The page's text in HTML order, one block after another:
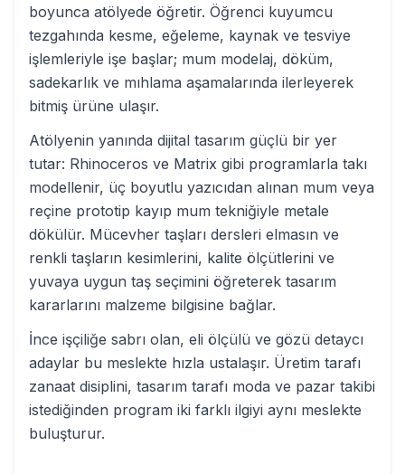
boyunca atölyede öğretir. Öğrenci kuyumcu
tezgahında kesme, eğeleme, kaynak ve tesviye
işlemleriyle işe başlar; mum modelaj, döküm,
sadekarlık ve mıhlama aşamalarında ilerleyerek
bitmiş ürüne ulaşır.
Atölyenin yanında dijital tasarım güçlü bir yer
tutar: Rhinoceros ve Matrix gibi programlarla takı
modellenir, üç boyutlu yazıcıdan alınan mum veya
reçine prototip kayıp mum tekniğiyle metale
dökülür. Mücevher taşları dersleri elmasın ve
renkli taşların kesimlerini, kalite ölçütlerini ve
yuvaya uygun taş seçimini öğreterek tasarım
kararlarını malzeme bilgisine bağlar.
İnce işçiliğe sabrı olan, eli ölçülü ve gözü detaycı
adaylar bu meslekte hızla ustalaşır. Üretim tarafı
zanaat disiplini, tasarım tarafı moda ve pazar takibi
istediğinden program iki farklı ilgiyi aynı meslekte
buluşturur.